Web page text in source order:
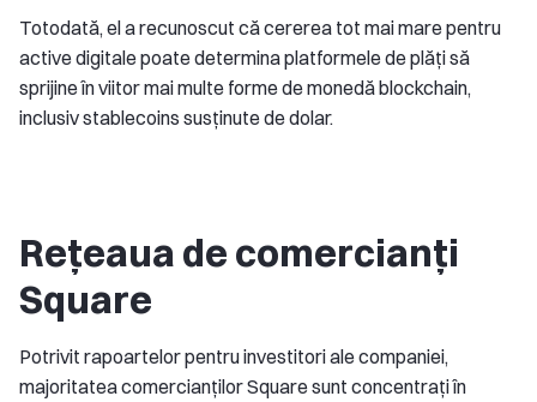
Totodată, el a recunoscut că cererea tot mai mare pentru
active digitale poate determina platformele de plăți să
sprijine în viitor mai multe forme de monedă blockchain,
inclusiv stablecoins susținute de dolar.
Rețeaua de comercianți
Square
Potrivit rapoartelor pentru investitori ale companiei,
majoritatea comercianților Square sunt concentrați în